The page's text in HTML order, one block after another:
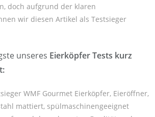
doch aufgrund der klaren
wir diesen Artikel als Testsieger
unseres Eierköpfer Tests kurz
WMF Gourmet Eierköpfer, Eieröffner,
mattiert, spülmaschinengeeignet